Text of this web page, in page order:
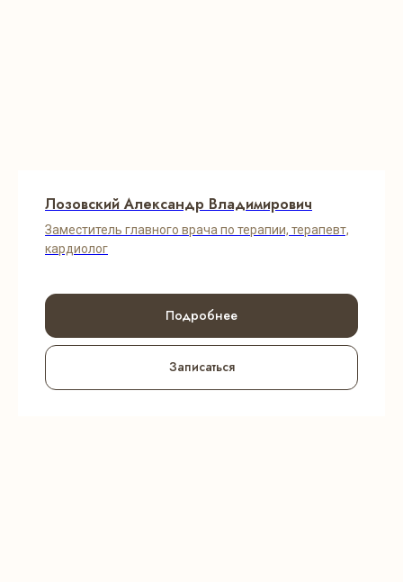
Лозовский Александр Владимирович
Заместитель главного врача по терапии, терапевт,
кардиолог
Подробнее
Записаться